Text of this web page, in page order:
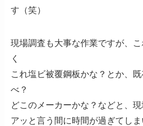
す（笑）
現場調査も大事な作業ですが、
く
これ塩ビ被覆鋼板かな？とか、
べ？
どこのメーカーかな？などと、
アッと言う間に時間が過ぎてし